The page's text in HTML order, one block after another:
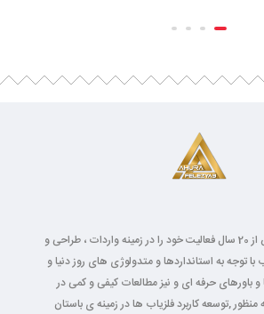
شرکت اهورا فلزیاب با بیش از 20 سال فعالیت خود را در زمینه واردات ، طراحی و
توجه به استانداردها و متدولوژی های روز دنیا و
باورهای حرفه ای و نیز مطالعات کیفی و کمی در
منظور ,توسعه کاربرد فلزیاب ها در زمینه ی باستان